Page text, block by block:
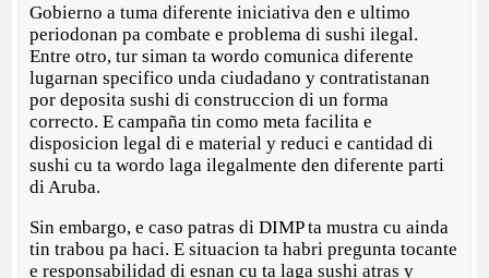
Gobierno a tuma diferente iniciativa den e ultimo
periodonan pa combate e problema di sushi ilegal.
Entre otro, tur siman ta wordo comunica diferente
lugarnan specifico unda ciudadano y contratistanan
por deposita sushi di construccion di un forma
correcto. E campaña tin como meta facilita e
disposicion legal di e material y reduci e cantidad di
sushi cu ta wordo laga ilegalmente den diferente parti
di Aruba.
Sin embargo, e caso patras di DIMP ta mustra cu ainda
tin trabou pa haci. E situacion ta habri pregunta tocante
e responsabilidad di esnan cu ta laga sushi atras y